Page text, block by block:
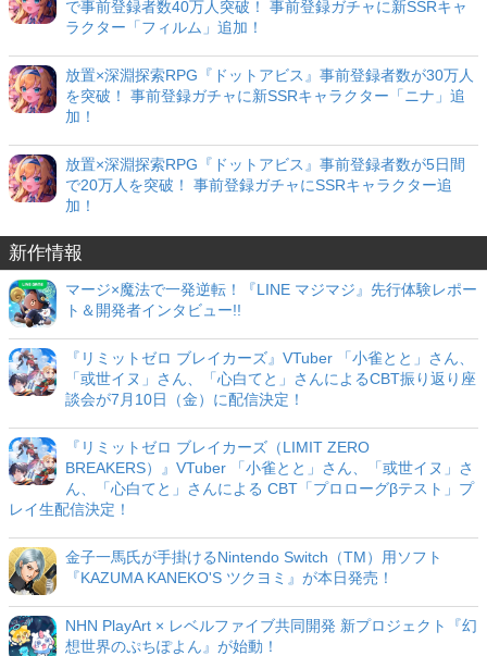
で事前登録者数40万人突破！ 事前登録ガチャに新SSRキャ
ラクター「フィルム」追加！
放置×深淵探索RPG『ドットアビス』事前登録者数が30万人
を突破！ 事前登録ガチャに新SSRキャラクター「ニナ」追
加！
放置×深淵探索RPG『ドットアビス』事前登録者数が5日間
で20万人を突破！ 事前登録ガチャにSSRキャラクター追
加！
新作情報
マージ×魔法で一発逆転！『LINE マジマジ』先行体験レポー
ト＆開発者インタビュー!!
『リミットゼロ ブレイカーズ』VTuber 「小雀とと」さん、
「或世イヌ」さん、「心白てと」さんによるCBT振り返り座
談会が7月10日（金）に配信決定！
『リミットゼロ ブレイカーズ（LIMIT ZERO
BREAKERS）』VTuber 「小雀とと」さん、「或世イヌ」さ
ん、「心白てと」さんによる CBT「プロローグβテスト」プ
レイ生配信決定！
金子一馬氏が手掛けるNintendo Switch（TM）用ソフト
『KAZUMA KANEKO'S ツクヨミ』が本日発売！
NHN PlayArt × レベルファイブ共同開発 新プロジェクト『幻
想世界のぷちぽよん』が始動！